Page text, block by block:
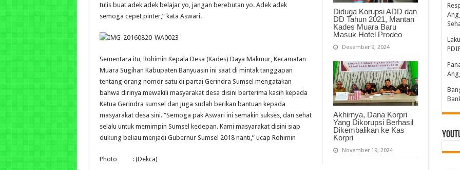
Diduga Korupsi ADD dan
DD Tahun 2021, Mantan
Kades Muara Baru
Masuk Hotel Prodeo
Desember 9, 2024
Akhirnya, Dana Korpri
Yang Dikorupsi Berhasil
Dikembalikan ke Kas
Korpri
November 19, 2024
tulis buat adek adek belajar yo, jangan berebutan yo. Adek adek
semoga cepet pinter,” kata Aswari.
Sementara itu, Rohimin Kepala Desa (Kades) Daya Makmur, Kecamatan
Muara Sugihan Kabupaten Banyuasin ini saat di mintak tanggapan
tentang orang nomor satu di partai Gerindra Sumsel mengatakan
bahwa dirinya mewakili masyarakat desa disini berterima kasih kepada
Ketua Gerindra sumsel dan juga sudah berikan bantuan kepada
masyarakat desa sini. “Semoga pak Aswari ini semakin sukses, dan sehat
selalu untuk memimpin Sumsel kedepan. Kami masyarakat disini siap
dukung beliau menjadi Gubernur Sumsel 2018 nanti,” ucap Rohimin
Photo : (Dekca)